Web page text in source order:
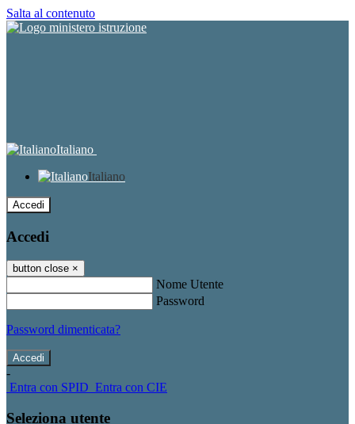
Salta al contenuto
Italiano
Italiano
Accedi
Accedi
button close ×
Nome Utente
Password
Password dimenticata?
-
Entra con SPID Entra con CIE
Seleziona utente